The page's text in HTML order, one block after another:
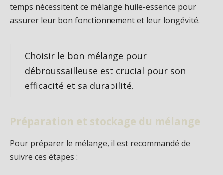
temps nécessitent ce mélange huile-essence pour
assurer leur bon fonctionnement et leur longévité.
Choisir le bon mélange pour
débroussailleuse est crucial pour son
efficacité et sa durabilité.
Préparation et stockage du mélange
Pour préparer le mélange, il est recommandé de
suivre ces étapes :